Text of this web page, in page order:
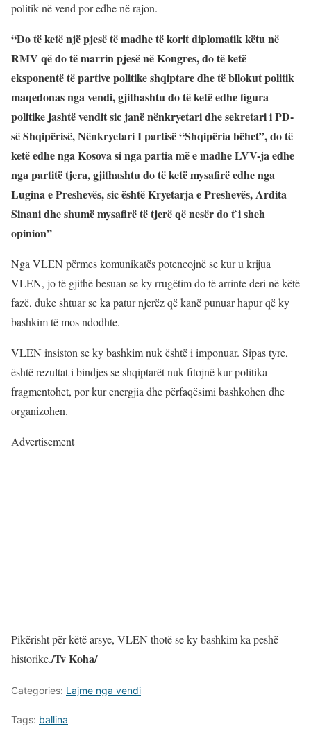
politik në vend por edhe në rajon.
“Do të ketë një pjesë të madhe të korit diplomatik këtu në
RMV që do të marrin pjesë në Kongres, do të ketë
eksponentë të partive politike shqiptare dhe të bllokut politik
maqedonas nga vendi, gjithashtu do të ketë edhe figura
politike jashtë vendit sic janë nënkryetari dhe sekretari i PD-
së Shqipërisë, Nënkryetari I partisë “Shqipëria bëhet”, do të
ketë edhe nga Kosova si nga partia më e madhe LVV-ja edhe
nga partitë tjera, gjithashtu do të ketë mysafirë edhe nga
Lugina e Preshevës, sic është Kryetarja e Preshevës, Ardita
Sinani dhe shumë mysafirë të tjerë që nesër do t`i sheh
opinion”
Nga VLEN përmes komunikatës potencojnë se kur u krijua
VLEN, jo të gjithë besuan se ky rrugëtim do të arrinte deri në këtë
fazë, duke shtuar se ka patur njerëz që kanë punuar hapur që ky
bashkim të mos ndodhte.
VLEN insiston se ky bashkim nuk është i imponuar. Sipas tyre,
është rezultat i bindjes se shqiptarët nuk fitojnë kur politika
fragmentohet, por kur energjia dhe përfaqësimi bashkohen dhe
organizohen.
Advertisement
Pikërisht për këtë arsye, VLEN thotë se ky bashkim ka peshë
historike./Tv Koha/
Categories: Lajme nga vendi
Tags: ballina